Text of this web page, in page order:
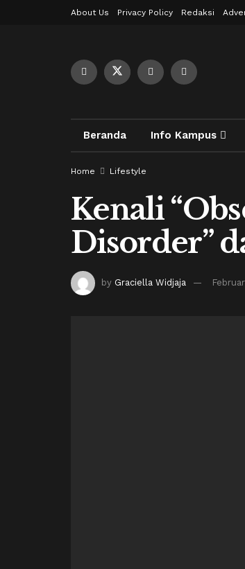
About Us Privacy Policy Redaksi
Beranda Info Kampus
Home Lifestyle
Kenali
Disorder”
by Graciella Widjaja